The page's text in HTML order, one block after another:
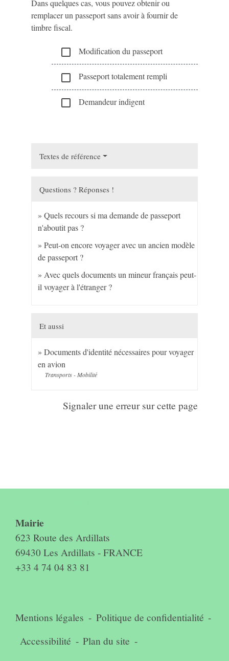
Dans quelques cas, vous pouvez obtenir ou
remplacer un passeport sans avoir à fournir de
timbre fiscal.
check_box_outline_blank Modification du passeport
check_box_outline_blank Passeport totalement rempli
check_box_outline_blank Demandeur indigent
Textes de référence
Questions ? Réponses !
Quels recours si ma demande de passeport
n'aboutit pas ?
Peut-on encore voyager avec un ancien modèle
de passeport ?
Avec quels documents un mineur français peut-
il voyager à l'étranger ?
Et aussi
Documents d'identité nécessaires pour voyager
en avion
Transports - Mobilité
Signaler une erreur sur cette page
Mairie
623 Route des Ardillats
69430 Les Ardillats - FRANCE
+33 4 74 04 83 81
Mentions légales - Politique de confidentialité -
Accessibilité - Plan du site -